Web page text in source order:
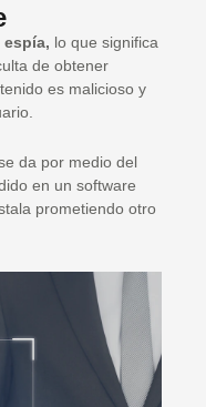
lo que significa
de obtener
es malicioso y
da por medio del
en un software
prometiendo otro